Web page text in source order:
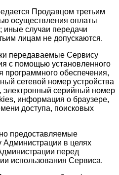
Продавцом третьим
осуществления оплаты
иные случаи передачи
лицам не допускаются.
передаваемые Сервису
с помощью установленного
программного обеспечения,
сетевой номер устройства
электронный серийный номер
информация о браузере,
доступа, поисковых
предоставляемые
Администрации в целях
перед
использования Сервиса.